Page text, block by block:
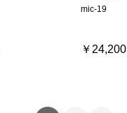
mic-19
￥24,200